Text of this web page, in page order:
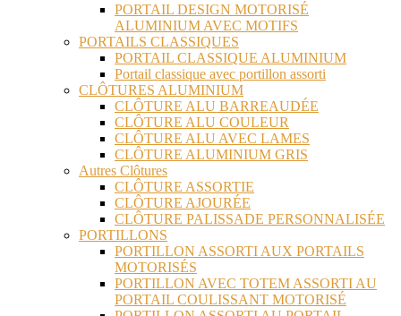
PORTAIL DESIGN MOTORISÉ
ALUMINIUM AVEC MOTIFS
PORTAILS CLASSIQUES
PORTAIL CLASSIQUE ALUMINIUM
Portail classique avec portillon assorti
CLÔTURES ALUMINIUM
CLÔTURE ALU BARREAUDÉE
CLÔTURE ALU COULEUR
CLÔTURE ALU AVEC LAMES
CLÔTURE ALUMINIUM GRIS
Autres Clôtures
CLÔTURE ASSORTIE
CLÔTURE AJOURÉE
CLÔTURE PALISSADE PERSONNALISÉE
PORTILLONS
PORTILLON ASSORTI AUX PORTAILS
MOTORISÉS
PORTILLON AVEC TOTEM ASSORTI AU
PORTAIL COULISSANT MOTORISÉ